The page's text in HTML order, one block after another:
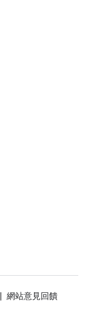
網站意見回饋